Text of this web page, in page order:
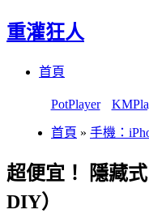
重灌狂人
首頁
PotPlayer
首頁 » 手機：
超便宜！ 隱藏
DIY）